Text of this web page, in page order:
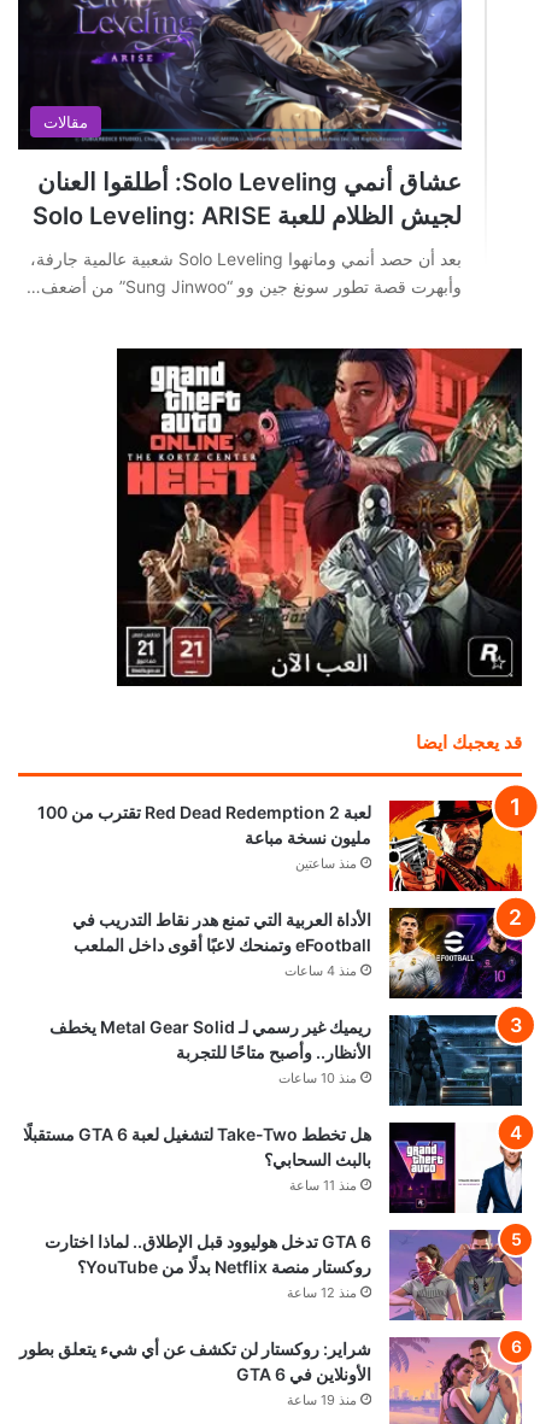
مقالات
عشاق أنمي Solo Leveling: أطلقوا العنان
لجيش الظلام للعبة Solo Leveling: ARISE
بعد أن حصد أنمي ومانهوا Solo Leveling شعبية عالمية جارفة،
وأبهرت قصة تطور سونغ جين وو “Sung Jinwoo” من أضعف…
قد يعجبك ايضا
لعبة Red Dead Redemption 2 تقترب من 100
مليون نسخة مباعة
منذ ساعتين
الأداة العربية التي تمنع هدر نقاط التدريب في
eFootball وتمنحك لاعبًا أقوى داخل الملعب
منذ 4 ساعات
ريميك غير رسمي لـ Metal Gear Solid يخطف
الأنظار.. وأصبح متاحًا للتجربة
منذ 10 ساعات
هل تخطط Take-Two لتشغيل لعبة GTA 6 مستقبلًا
بالبث السحابي؟
منذ 11 ساعة
GTA 6 تدخل هوليوود قبل الإطلاق.. لماذا اختارت
روكستار منصة Netflix بدلًا من YouTube؟
منذ 12 ساعة
شراير: روكستار لن تكشف عن أي شيء يتعلق بطور
الأونلاين في GTA 6
منذ 19 ساعة